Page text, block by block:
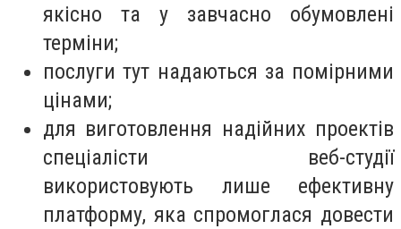
якісно та у завчасно обумовлені
терміни;
послуги тут надаються за помірними
цінами;
для виготовлення надійних проектів
спеціалісти веб-студії
використовують лише ефективну
платформу, яка спромоглася довести